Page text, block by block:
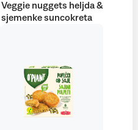
Veggie nuggets heljda &
sjemenke suncokreta